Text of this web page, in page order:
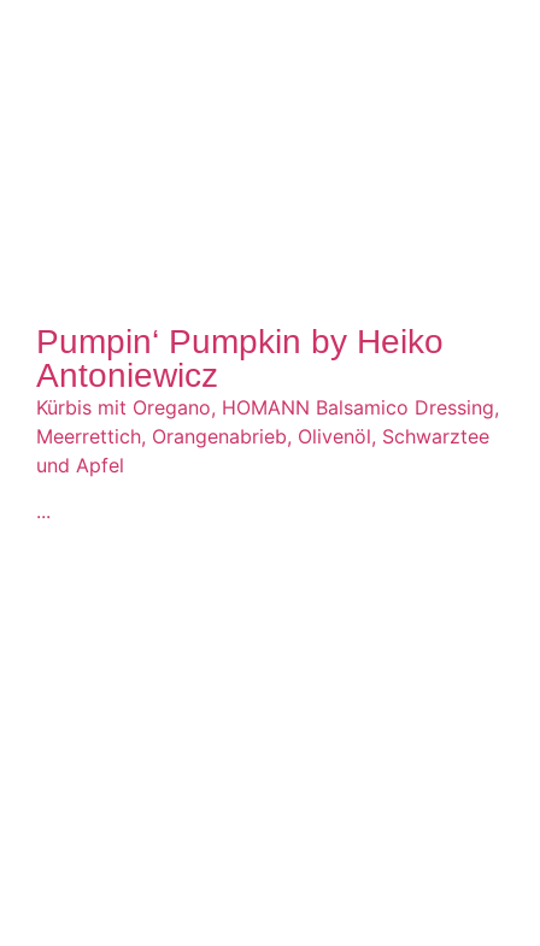
Pumpin‘ Pumpkin by Heiko
Antoniewicz
Kürbis mit Oregano, HOMANN Balsamico Dressing,
Meerrettich, Orangenabrieb, Olivenöl, Schwarztee
und Apfel
...